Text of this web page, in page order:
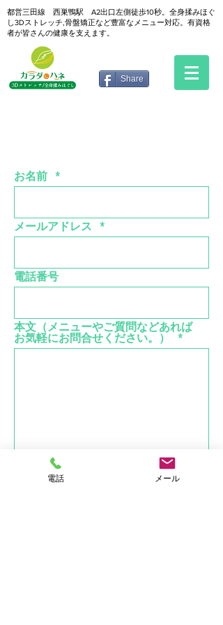
都営三田線 西巣鴨駅 A2出口左側徒歩10秒。全身揉みほぐ
し3Dストレッチ,骨盤矯正など豊富なメニュー対応。有資格
者が皆さんの健康を支えます。
Share
お名前
メールアドレス
電話番号
本文（メニューやご質問などあれば
お気軽にお問合せください。）
送信
電話 メール